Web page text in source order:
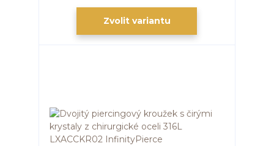
Zvolit variantu